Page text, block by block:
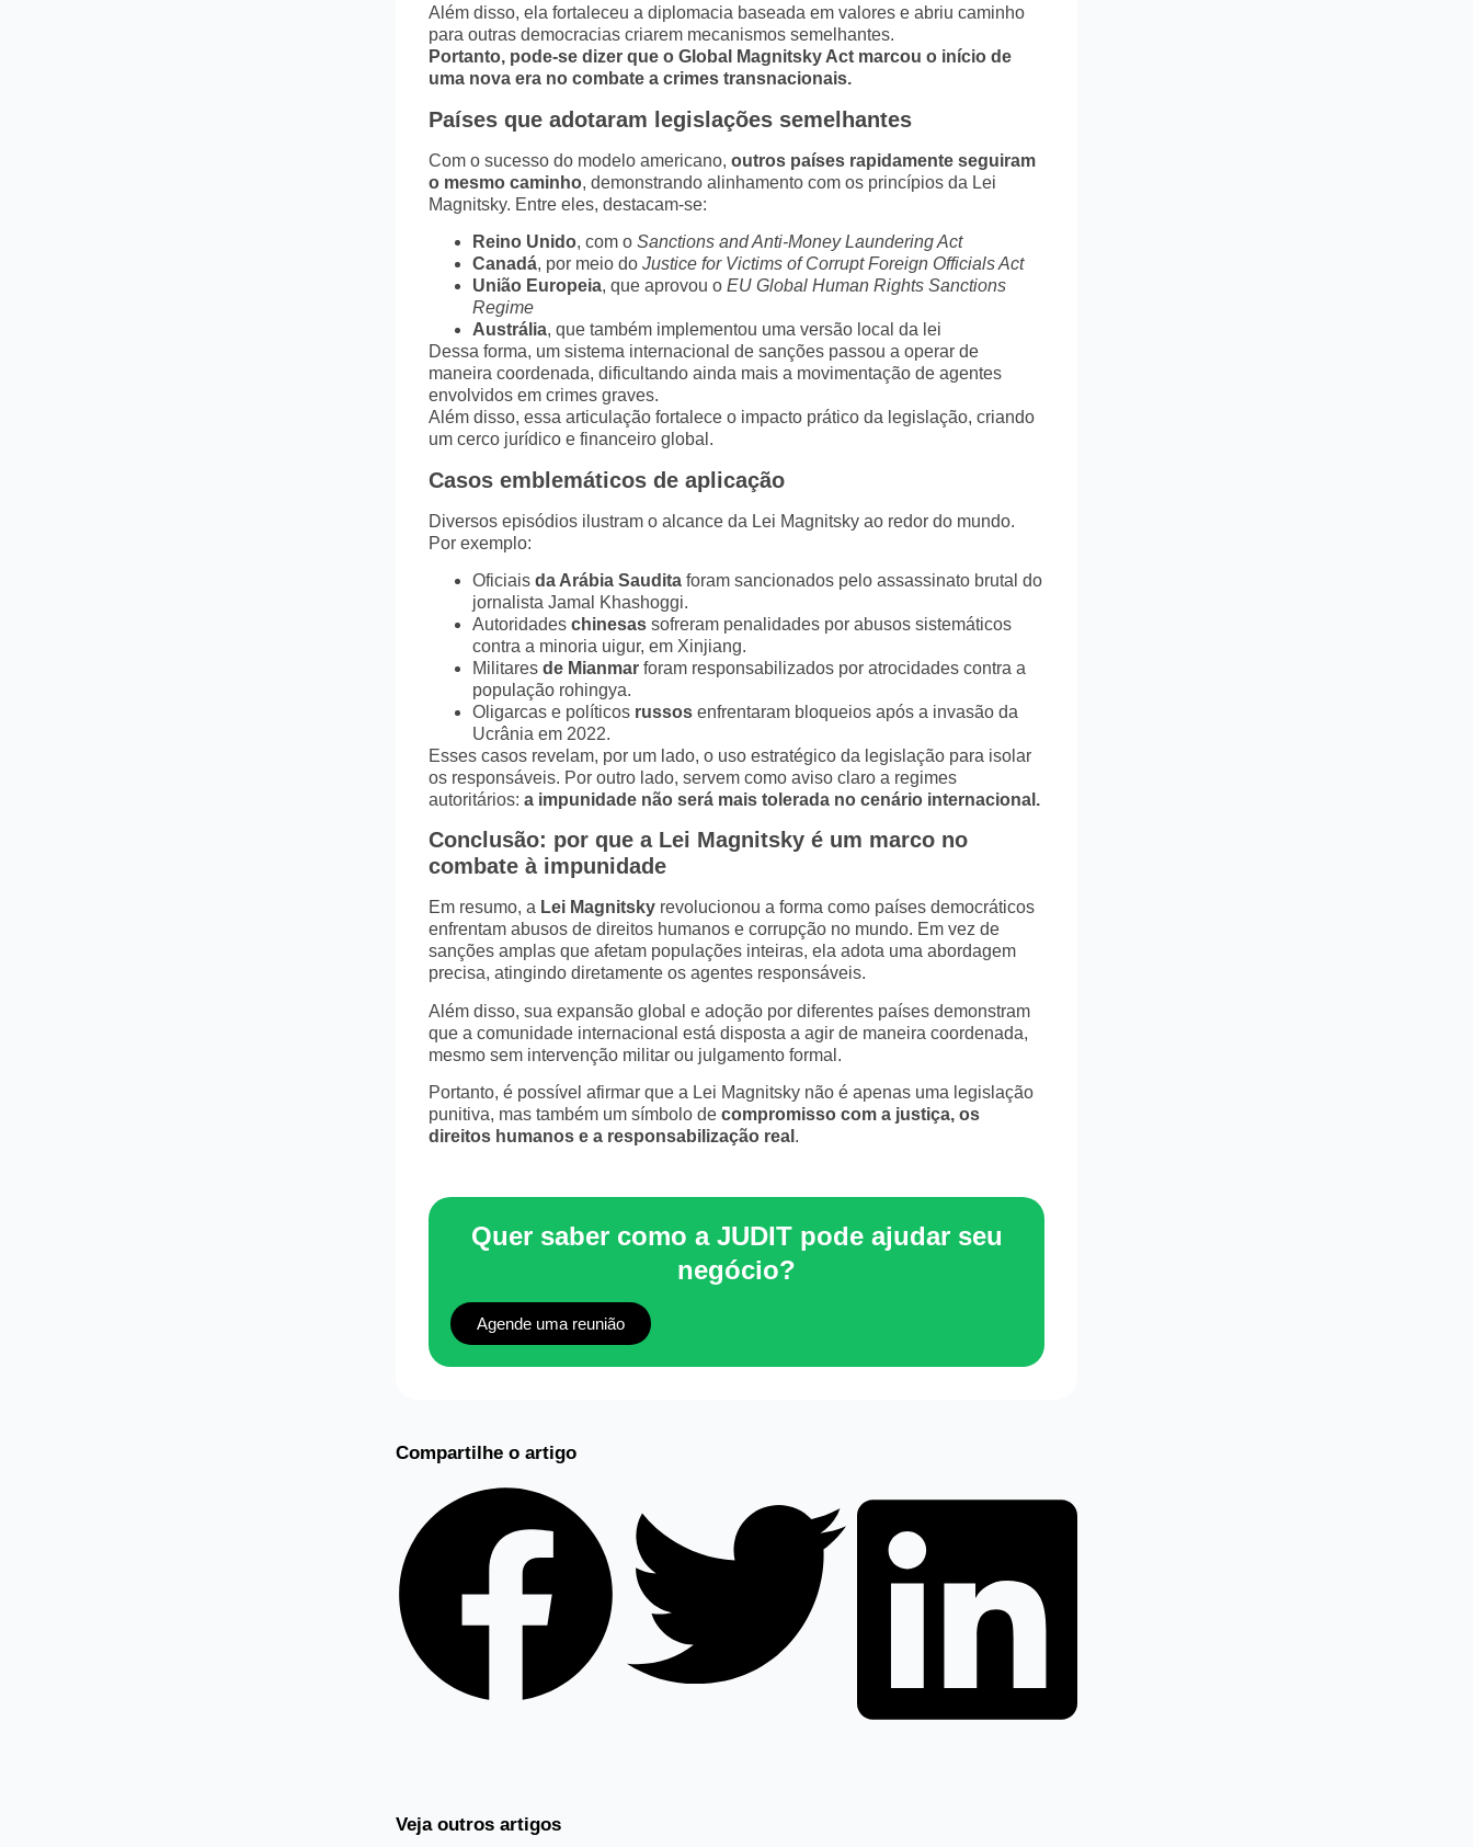
Além disso, ela fortaleceu a diplomacia baseada em valores e abriu caminho
para outras democracias criarem mecanismos semelhantes.
Portanto, pode-se dizer que o Global Magnitsky Act marcou o início de
uma nova era no combate a crimes transnacionais.
Países que adotaram legislações semelhantes
Com o sucesso do modelo americano, outros países rapidamente seguiram
o mesmo caminho, demonstrando alinhamento com os princípios da Lei
Magnitsky. Entre eles, destacam-se:
Reino Unido, com o Sanctions and Anti-Money Laundering Act
Canadá, por meio do Justice for Victims of Corrupt Foreign Officials Act
União Europeia, que aprovou o EU Global Human Rights Sanctions
Regime
Austrália, que também implementou uma versão local da lei
Dessa forma, um sistema internacional de sanções passou a operar de
maneira coordenada, dificultando ainda mais a movimentação de agentes
envolvidos em crimes graves.
Além disso, essa articulação fortalece o impacto prático da legislação, criando
um cerco jurídico e financeiro global.
Casos emblemáticos de aplicação
Diversos episódios ilustram o alcance da Lei Magnitsky ao redor do mundo.
Por exemplo:
Oficiais da Arábia Saudita foram sancionados pelo assassinato brutal do
jornalista Jamal Khashoggi.
Autoridades chinesas sofreram penalidades por abusos sistemáticos
contra a minoria uigur, em Xinjiang.
Militares de Mianmar foram responsabilizados por atrocidades contra a
população rohingya.
Oligarcas e políticos russos enfrentaram bloqueios após a invasão da
Ucrânia em 2022.
Esses casos revelam, por um lado, o uso estratégico da legislação para isolar
os responsáveis. Por outro lado, servem como aviso claro a regimes
autoritários: a impunidade não será mais tolerada no cenário internacional.
Conclusão: por que a Lei Magnitsky é um marco no
combate à impunidade
Em resumo, a Lei Magnitsky revolucionou a forma como países democráticos
enfrentam abusos de direitos humanos e corrupção no mundo. Em vez de
sanções amplas que afetam populações inteiras, ela adota uma abordagem
precisa, atingindo diretamente os agentes responsáveis.
Além disso, sua expansão global e adoção por diferentes países demonstram
que a comunidade internacional está disposta a agir de maneira coordenada,
mesmo sem intervenção militar ou julgamento formal.
Portanto, é possível afirmar que a Lei Magnitsky não é apenas uma legislação
punitiva, mas também um símbolo de compromisso com a justiça, os
direitos humanos e a responsabilização real .
Quer saber como a JUDIT pode ajudar seu
negócio?
Agende uma reunião
Compartilhe o artigo
Veja outros artigos